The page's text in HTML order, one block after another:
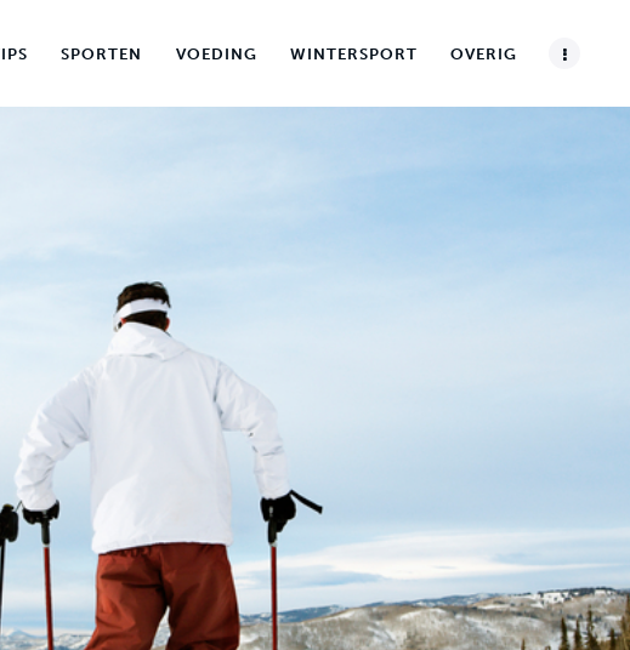
SPORTEN VOEDING WINTERSPORT OVERIG